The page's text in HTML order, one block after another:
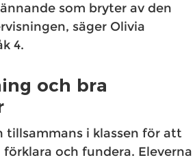
som bryter av den
säger Olivia
4.
och bra
tillsammans i klassen för att
och fundera. Eleverna